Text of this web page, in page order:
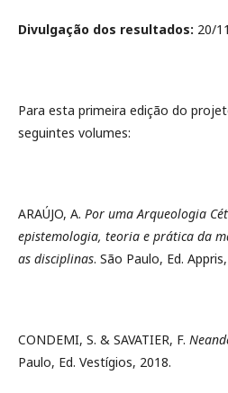
Divulgação dos resultados: 20/
Para esta primeira edição do
seguintes volumes:
ARAÚJO, A. Por uma Arqueologia
epistemologia, teoria e prática da
as disciplinas. São Paulo, Ed.
CONDEMI, S. & SAVATIER, F.
Paulo, Ed. Vestígios, 2018.